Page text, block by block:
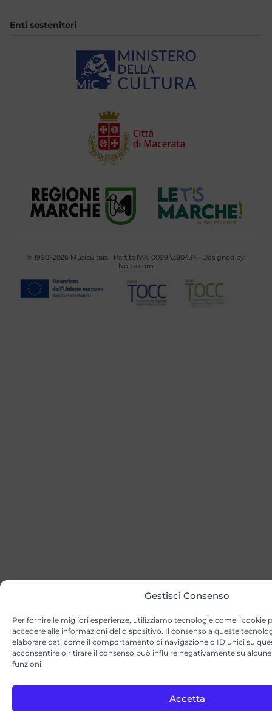
Gestisci Consenso
Per fornire le migliori esperienze, utilizziamo tecnologie come i cookie
accedere alle informazioni del dispositivo. Il consenso a queste
elaborare dati come il comportamento di navigazione o ID unici su
acconsentire o ritirare il consenso può influire negativamente su
funzioni.
Accetta
Enti sostenitori
© 1990–2026 Musicultura · Partita IVA: 00994380434 · Designed by:
Noiza.com